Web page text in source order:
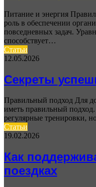
Питание и энергия
роль в обеспечении
повседневных задач.
способствует…
Статьи
12.05.2026
Секреты
Правильный подход Для
иметь правильный
регулярные тренировки,
Статьи
19.02.2026
Как
поездках